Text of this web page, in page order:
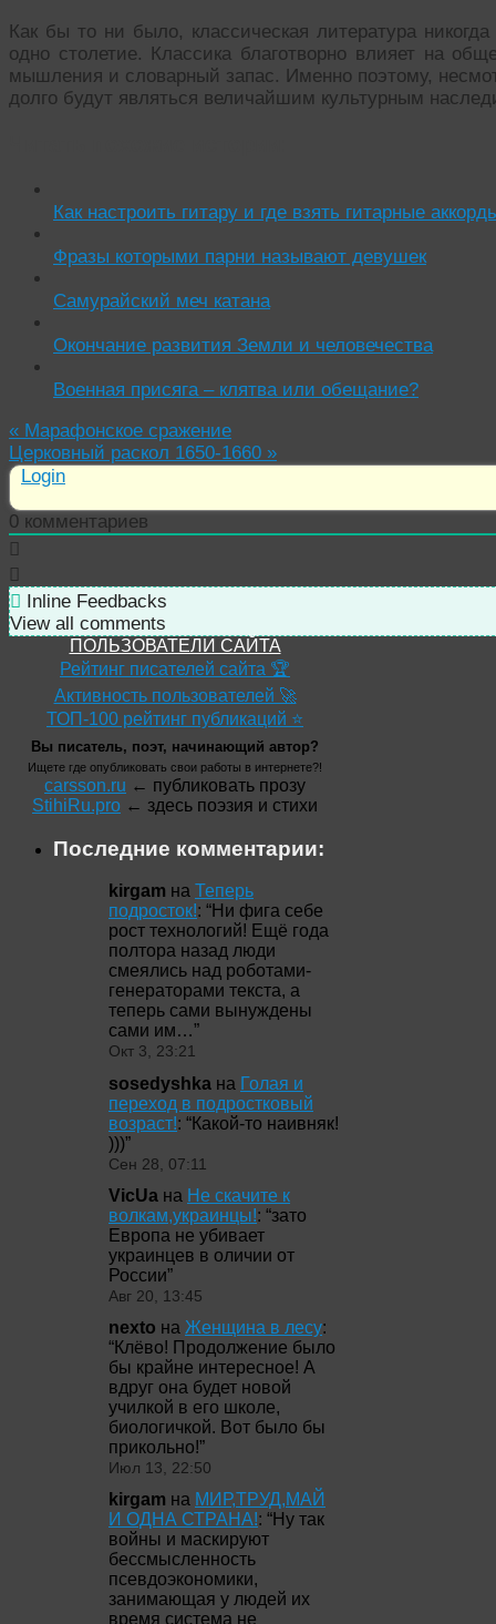
Как бы то ни было, классическая литература
одно столетие. Классика благотворно влияет на
мышления и словарный запас. Именно поэтому,
долго будут являться величайшим культурным
Как настроить гитару и где взять гитарные
Фразы которыми парни называют девушек
Самурайский меч катана
Окончание развития Земли и человечества
Военная присяга – клятва или обещание?
« Марафонское сражение
Церковный раскол 1650-1660 »
Login
0 комментариев
Inline Feedbacks
View all comments
ПОЛЬЗОВАТЕЛИ САЙТА
Рейтинг писателей сайта 🏆
Активность пользователей 🚀
ТОП-100 рейтинг публикаций ⭐
Вы писатель, поэт, начинающий автор?
Ищете где опубликовать свои работы в интернете?!
carsson.ru ← публиковать прозу
StihiRu.pro ← здесь поэзия и стихи
Последние комментарии:
kirgam на Теперь
подросток!: “Ни фига себе
рост технологий! Ещё года
полтора назад люди
смеялись над роботами-
генераторами текста, а
теперь сами вынуждены
сами им…”
Окт 3, 23:21
sosedyshka на Голая и
переход в подростковый
возраст!: “Какой-то наивняк!
)))”
Сен 28, 07:11
VicUa на Не скачите к
волкам,украинцы!: “зато
Европа не убивает
украинцев в оличии от
России”
Авг 20, 13:45
nexto на Женщина в лесу:
“Клёво! Продолжение было
бы крайне интересное! А
вдруг она будет новой
училкой в его школе,
биологичкой. Вот было бы
прикольно!”
Июл 13, 22:50
kirgam на МИР,ТРУД,МАЙ
И ОДНА СТРАНА!: “Ну так
войны и маскируют
бессмысленность
псевдоэкономики,
занимающая у людей их
время система не